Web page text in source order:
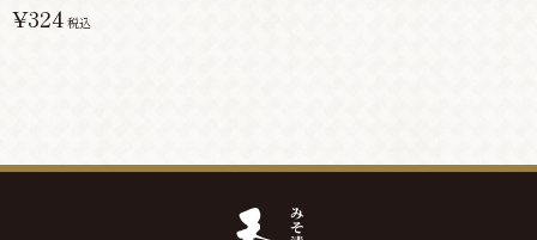
¥324 税込